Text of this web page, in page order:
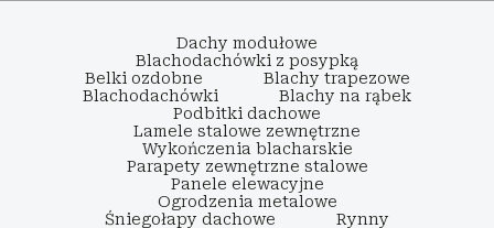
Dachy modułowe
Blachodachówki z posypką
Belki ozdobne
Blachy trapezowe
Blachodachówki
Blachy na rąbek
Podbitki dachowe
Lamele stalowe zewnętrzne
Wykończenia blacharskie
Parapety zewnętrzne stalowe
Panele elewacyjne
Ogrodzenia metalowe
Śniegołapy dachowe
Rynny